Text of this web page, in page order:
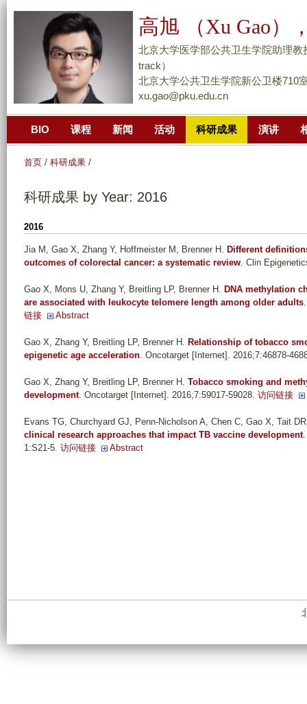
到
面
主
高旭 （Xu Gao）
北京大学医学部公共卫生学院助理教
track）
北京大学公共卫生学院新公卫楼710
xu.gao@pku.edu.cn
BIO 课程 新闻 活动 科研成果 演讲
首页 / 科研成果 /
科研成果 by Year: 2016
2016
Jia M, Gao X, Zhang Y, Hoffmeister M, Brenner H . Different
outcomes of colorectal cancer: a systematic review. Clin
Gao X, Mons U, Zhang Y, Breitling LP, Brenner H . DNA methylation
are associated with leukocyte telomere length among older adults
链接
Abstract
Gao X, Zhang Y, Breitling LP, Brenner H . Relationship of tobacco
epigenetic age acceleration. Oncotarget [Internet]. 2016;7:46878-
Gao X, Zhang Y, Breitling LP, Brenner H . Tobacco smoking and
development. Oncotarget [Internet]. 2016;7:59017-59028. 访问链接
Evans TG, Churchyard GJ, Penn-Nicholson A, Chen C, Gao X, Tait
clinical research approaches that impact TB vaccine development.
1:S21-5. 访问链接 Abstract